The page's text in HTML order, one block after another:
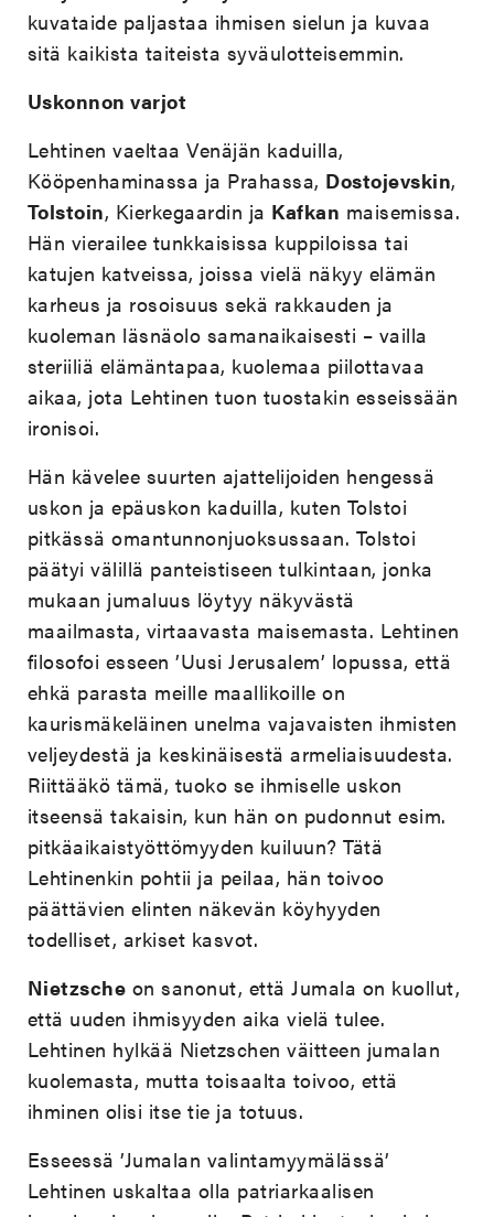
kuvataide paljastaa ihmisen sielun ja kuvaa
sitä kaikista taiteista syväulotteisemmin.
Uskonnon varjot
Lehtinen vaeltaa Venäjän kaduilla,
Kööpenhaminassa ja Prahassa, Dostojevskin,
Tolstoin, Kierkegaardin ja Kafkan maisemissa.
Hän vierailee tunkkaisissa kuppiloissa tai
katujen katveissa, joissa vielä näkyy elämän
karheus ja rosoisuus sekä rakkauden ja
kuoleman läsnäolo samanaikaisesti – vailla
steriiliä elämäntapaa, kuolemaa piilottavaa
aikaa, jota Lehtinen tuon tuostakin esseissään
ironisoi.
Hän kävelee suurten ajattelijoiden hengessä
uskon ja epäuskon kaduilla, kuten Tolstoi
pitkässä omantunnonjuoksussaan. Tolstoi
päätyi välillä panteistiseen tulkintaan, jonka
mukaan jumaluus löytyy näkyvästä
maailmasta, virtaavasta maisemasta. Lehtinen
filosofoi esseen ’Uusi Jerusalem’ lopussa, että
ehkä parasta meille maallikoille on
kaurismäkeläinen unelma vajavaisten ihmisten
veljeydestä ja keskinäisestä armeliaisuudesta.
Riittääkö tämä, tuoko se ihmiselle uskon
itseensä takaisin, kun hän on pudonnut esim.
pitkäaikaistyöttömyyden kuiluun? Tätä
Lehtinenkin pohtii ja peilaa, hän toivoo
päättävien elinten näkevän köyhyyden
todelliset, arkiset kasvot.
Nietzsche on sanonut, että Jumala on kuollut,
että uuden ihmisyyden aika vielä tulee.
Lehtinen hylkää Nietzschen väitteen jumalan
kuolemasta, mutta toisaalta toivoo, että
ihminen olisi itse tie ja totuus.
Esseessä ’Jumalan valintamyymälässä’
Lehtinen uskaltaa olla patriarkaalisen